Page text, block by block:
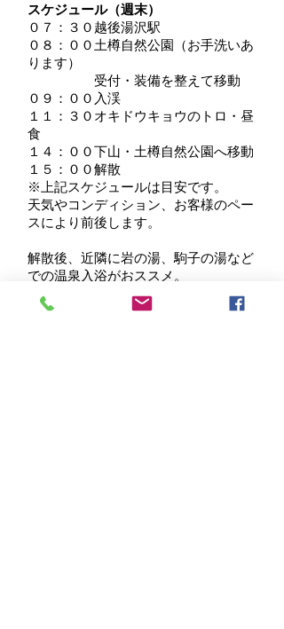
スケジュール（週末）
０７：３０越後湯沢駅
０８：００土樽自然公園（お手洗いあ
ります）
受付・装備を整えて移動
０９：００入渓
１１：３０オキドウキョウのトロ・昼
食
１４：００下山・土樽自然公園へ移動
１５：００解散​
※上記スケジュールは目安です。
天気やコンディション、お客様のペー
スにより前後します。
​解散後、近隣に岩の湯、駒子の湯など
での温泉入浴がおススメ。
ご予約はこちらから